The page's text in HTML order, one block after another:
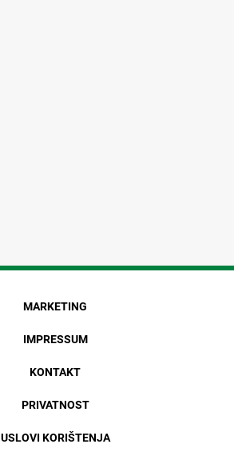
MARKETING
IMPRESSUM
KONTAKT
PRIVATNOST
USLOVI KORIŠTENJA